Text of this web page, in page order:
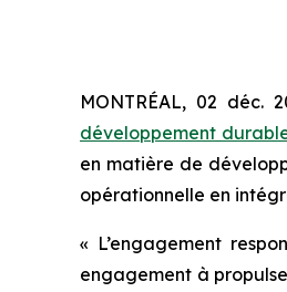
MONTRÉAL, 02 déc.
développement
en matière de
opérationnelle en
« L’engagement
engagement à